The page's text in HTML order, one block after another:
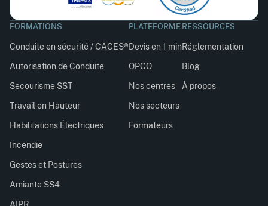
FORMATIONS
Conduite en sécurité / CACES®
Autorisation de Conduite
Secourisme SST
Travail en Hauteur
Habilitations Électriques
Incendie
Gestes et Postures
Amiante SS4
AIPR
PLATEFORME
Devis en 1 min
OPCO
Nos centres
Nos secteurs
Formateurs
RESSOURCES
Réglementation
Blog
À propos